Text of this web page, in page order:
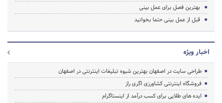
بهترین فصل برای عمل بینی
قبل از عمل بینی حتما بخوانید
اخبار ویژه
طراحی سایت در اصفهان بهترین شیوه تبلیغات اینترنتی در اصفهان
فروشگاه اینترنتی کشاورزی اگری راز
ایده های طلایی برای کسب درآمد از اینستاگرام